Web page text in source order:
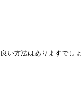
い方法はありますでしょ